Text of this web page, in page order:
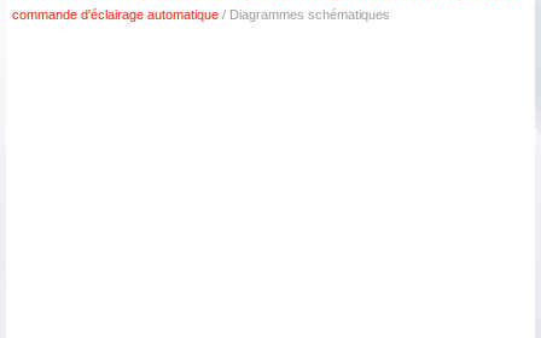
commande d′éclairage automatique / Diagrammes schématiques